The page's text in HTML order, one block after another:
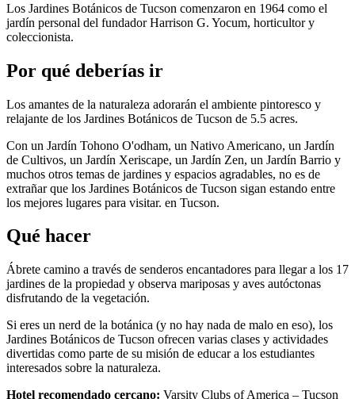
Los Jardines Botánicos de Tucson comenzaron en 1964 como el
jardín personal del fundador Harrison G. Yocum, horticultor y
coleccionista.
Por qué deberías ir
Los amantes de la naturaleza adorarán el ambiente pintoresco y
relajante de los Jardines Botánicos de Tucson de 5.5 acres.
Con un Jardín Tohono O'odham, un Nativo Americano, un Jardín
de Cultivos, un Jardín Xeriscape, un Jardín Zen, un Jardín Barrio y
muchos otros temas de jardines y espacios agradables, no es de
extrañar que los Jardines Botánicos de Tucson sigan estando entre
los mejores lugares para visitar. en Tucson.
Qué hacer
Ábrete camino a través de senderos encantadores para llegar a los 17
jardines de la propiedad y observa mariposas y aves autóctonas
disfrutando de la vegetación.
Si eres un nerd de la botánica (y no hay nada de malo en eso), los
Jardines Botánicos de Tucson ofrecen varias clases y actividades
divertidas como parte de su misión de educar a los estudiantes
interesados ​​sobre la naturaleza.
Hotel recomendado cercano: Varsity Clubs of America – Tucson